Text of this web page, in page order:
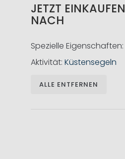
JETZT EINKAUFEN
NACH
Spezielle Eigenschaften
Aktivität Küstensegeln
ALLE ENTFERNEN